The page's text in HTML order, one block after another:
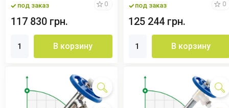
под заказ 0
117 830 грн.
В корзину
под заказ 0
125 244 грн.
В корзину